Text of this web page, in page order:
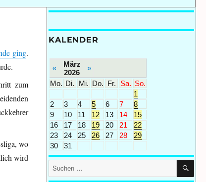
ging.
zum
wo
wird
KALENDER
«
März
2026
»
Mo. Di. Mi. Do. Fr. Sa. So.
1
2
3 4 5 6 7
8
9
10 11 12 13 14
15
16
17 18 19 20 21
22
23
24 25 26 27 28
29
30
31
Suchen
nach: